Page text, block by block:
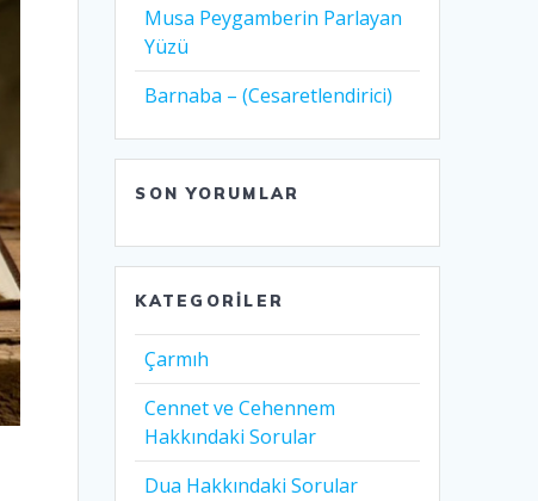
Musa Peygamberin Parlayan
Yüzü
Barnaba – (Cesaretlendirici)
SON YORUMLAR
KATEGORILER
Çarmıh​
Cennet ve Cehennem
Hakkındaki Sorular
Dua Hakkındaki Sorular